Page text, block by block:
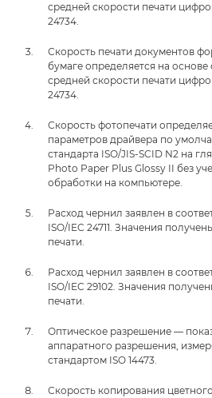
средней скорости печати
24734.
Скорость печати документов
бумаге определяется на основе
средней скорости печати
24734.
Скорость фотопечати
параметров драйвера по
стандарта ISO/JIS-SCID N2 на
Photo Paper Plus Glossy II без
обработки на компьютере.
Расход чернил заявлен в
ISO/IEC 24711. Значения
печати.
Расход чернил заявлен в
ISO/IEC 29102. Значения
печати.
Оптическое разрешение —
аппаратного разрешения,
стандартом ISO 14473.
Скорость копирования